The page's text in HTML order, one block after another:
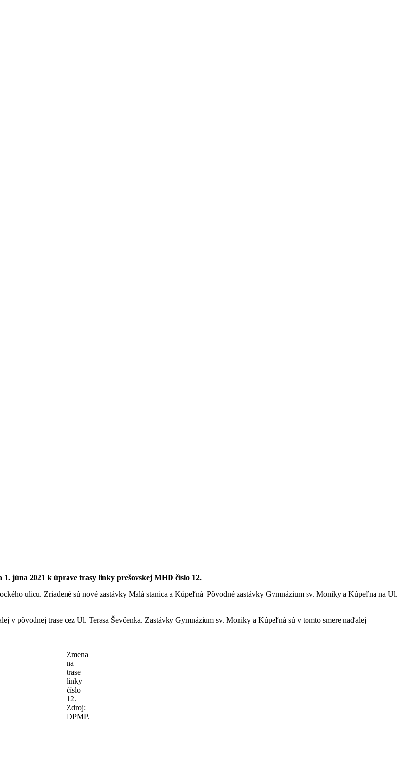
1. júna 2021 k úprave trasy linky prešovskej MHD číslo 12.
ulicu. Zriadené sú nové zastávky Malá stanica a Kúpeľná. Pôvodné zastávky Gymnázium sv. Moniky a Kúpeľná na Ul.
v pôvodnej trase cez Ul. Terasa Ševčenka. Zastávky Gymnázium sv. Moniky a Kúpeľná sú v tomto smere naďalej
Zmena
na
trase
linky
číslo
12.
Zdroj:
DPMP.